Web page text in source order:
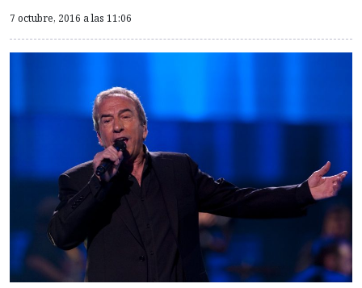
7 octubre, 2016 a las 11:06